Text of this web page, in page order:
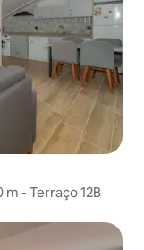
m - Terraço 12B